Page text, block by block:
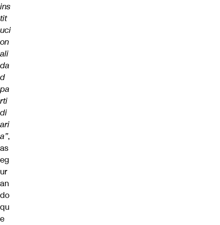
ins
tit
uci
on
ali
da
d
pa
rti
di
ari
a”,
as
eg
ur
an
do
qu
e